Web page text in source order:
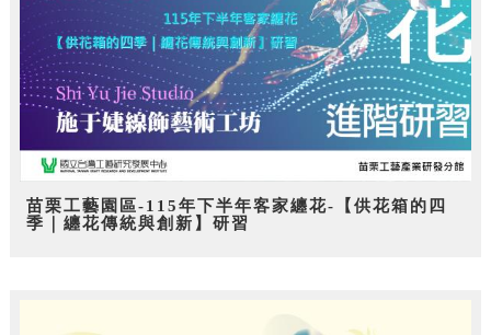
苗栗工藝園區-115年下半年客家纏花-【供花箱的四
季｜纏花傳統與創新】研習